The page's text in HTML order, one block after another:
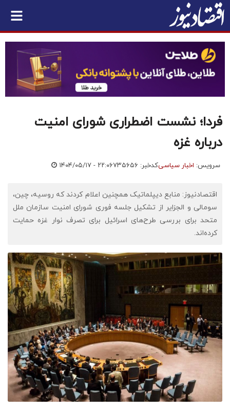
فردا؛ نشست اضطراری شورای امنیت
درباره غزه
سرویس: اخبار سیاسیکدخبر: ۷۳۵۶۵۶ ۱۴۰۴/۰۵/۱۷ - ۲۲:۰۶
اقتصادنیوز: منابع دیپلماتیک همچنین اعلام کردند که روسیه، چین،
سومالی و الجزایر از تشکیل جلسه فوری شورای امنیت سازمان ملل
متحد برای بررسی طرح‌های اسرائیل برای تصرف نوار غزه حمایت
کرده‌اند.